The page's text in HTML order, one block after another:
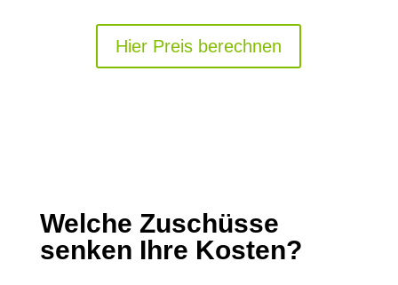
Hier Preis berechnen
Welche Zuschüsse
senken Ihre Kosten?